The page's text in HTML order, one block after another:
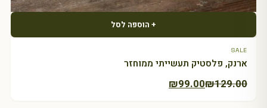
+ הוספה לסל
SALE
ארנק, פלסטיק תעשייתי ממוחזר
₪129.00
המחיר
₪99.00
המחיר